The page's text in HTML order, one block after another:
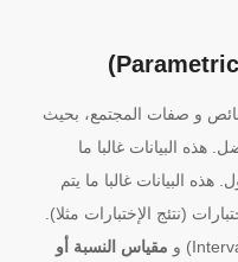
و صفات المجتمع، بحيث
البيانات غالبا ما
البيانات غالبا ما يتم
(نتئج الإختبارات مثلا).
مقياس النسبة أو